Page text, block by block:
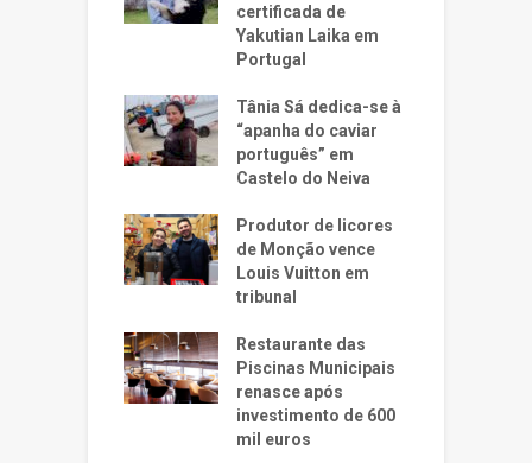
certificada de
Yakutian Laika em
Portugal
Tânia Sá dedica-se à
“apanha do caviar
português” em
Castelo do Neiva
Produtor de licores
de Monção vence
Louis Vuitton em
tribunal
Restaurante das
Piscinas Municipais
renasce após
investimento de 600
mil euros